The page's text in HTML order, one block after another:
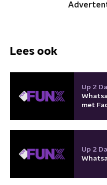
Lees ook
Up 2
met
Up 2